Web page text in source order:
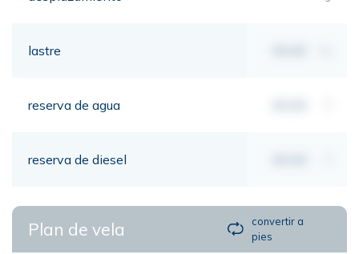
lastre
reserva de agua
reserva de diesel
Plan de vela
convertir a
pies